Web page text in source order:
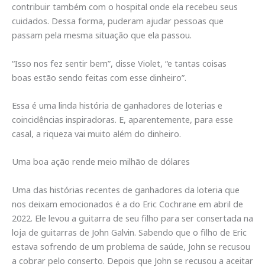
contribuir também com o hospital onde ela recebeu seus
cuidados. Dessa forma, puderam ajudar pessoas que
passam pela mesma situação que ela passou.
“Isso nos fez sentir bem”, disse Violet, “e tantas coisas
boas estão sendo feitas com esse dinheiro”.
Essa é uma linda história de ganhadores de loterias e
coincidências inspiradoras. E, aparentemente, para esse
casal, a riqueza vai muito além do dinheiro.
Uma boa ação rende meio milhão de dólares
Uma das histórias recentes de ganhadores da loteria que
nos deixam emocionados é a do Eric Cochrane em abril de
2022. Ele levou a guitarra de seu filho para ser consertada na
loja de guitarras de John Galvin. Sabendo que o filho de Eric
estava sofrendo de um problema de saúde, John se recusou
a cobrar pelo conserto. Depois que John se recusou a aceitar